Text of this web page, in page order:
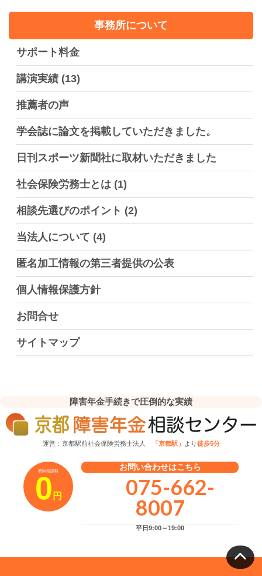
事務所について
サポート料金
講演実績 (13)
推薦者の声
学会誌に論文を掲載していただきました。
日刊スポーツ新聞社に取材いただきました
社会保険労務士とは (1)
相談先選びのポイント (2)
当法人について (4)
匿名加工情報の第三者提供の公表
個人情報保護方針
お問合せ
サイトマップ
障害年金手続きで圧倒的な実績
運営：京都駅前社会保険労務士法人 「京都駅」 より徒歩5分
初回相談料
0 円
お問い合わせはこちら
075-662-
8007
平日9:00～19:00